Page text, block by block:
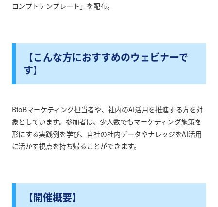
ロンプトテンプレート」を配布。
【こんな方におすすめのウェビナーで
す】
BtoBマーケティング担当者や、社内のAI活用を推進する方を対
象としています。参加者は、少人数でもマーケティング施策を
形にする実践例を学び、自社の社内データやナレッジをAI活用
に活かす視点を持ち帰ることができます。
【開催概要】